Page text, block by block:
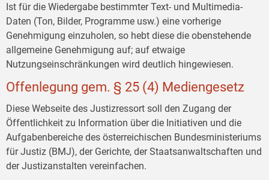
Ist für die Wiedergabe bestimmter Text- und Multimedia-
Daten (Ton, Bilder, Programme usw.) eine vorherige
Genehmigung einzuholen, so hebt diese die obenstehende
allgemeine Genehmigung auf; auf etwaige
Nutzungseinschränkungen wird deutlich hingewiesen.
Offenlegung gem. § 25 (4) Mediengesetz
Diese Webseite des Justizressort soll den Zugang der
Öffentlichkeit zu Information über die Initiativen und die
Aufgabenbereiche des österreichischen Bundesministeriums
für Justiz (BMJ), der Gerichte, der Staatsanwaltschaften und
der Justizanstalten vereinfachen.